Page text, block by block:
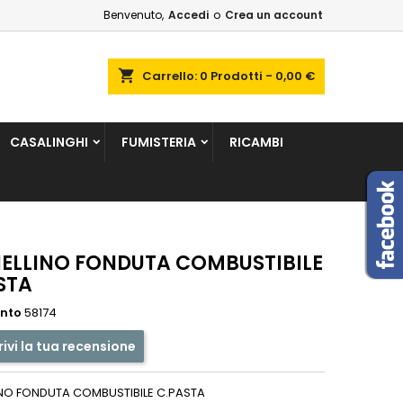
Benvenuto, Accedi o Crea un account
shopping_cart Carrello: 0 Prodotti - 0,00 €
CASALINGHI FUMISTERIA RICAMBI
FONDUTA COMBUSTIBILE
58174
la tua recensione
FONDUTA COMBUSTIBILE C.PASTA